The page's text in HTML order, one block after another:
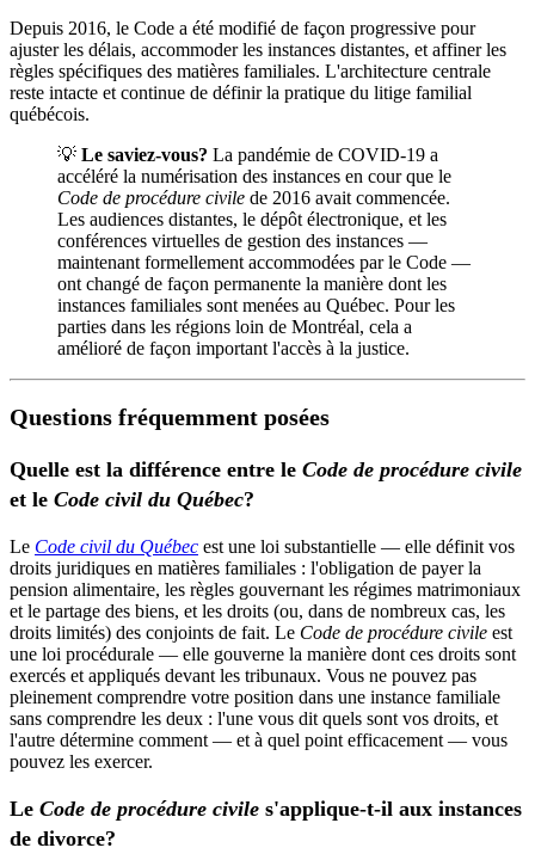
Depuis 2016, le Code a été modifié de façon progressive pour
ajuster les délais, accommoder les instances distantes, et affiner les
règles spécifiques des matières familiales. L'architecture centrale
reste intacte et continue de définir la pratique du litige familial
québécois.
💡 Le saviez-vous? La pandémie de COVID-19 a
accéléré la numérisation des instances en cour que le
Code de procédure civile de 2016 avait commencée.
Les audiences distantes, le dépôt électronique, et les
conférences virtuelles de gestion des instances —
maintenant formellement accommodées par le Code —
ont changé de façon permanente la manière dont les
instances familiales sont menées au Québec. Pour les
parties dans les régions loin de Montréal, cela a
amélioré de façon important l'accès à la justice.
Questions fréquemment posées
Quelle est la différence entre le Code de procédure civile
et le Code civil du Québec?
Le Code civil du Québec est une loi substantielle — elle définit vos
droits juridiques en matières familiales : l'obligation de payer la
pension alimentaire, les règles gouvernant les régimes matrimoniaux
et le partage des biens, et les droits (ou, dans de nombreux cas, les
droits limités) des conjoints de fait. Le Code de procédure civile est
une loi procédurale — elle gouverne la manière dont ces droits sont
exercés et appliqués devant les tribunaux. Vous ne pouvez pas
pleinement comprendre votre position dans une instance familiale
sans comprendre les deux : l'une vous dit quels sont vos droits, et
l'autre détermine comment — et à quel point efficacement — vous
pouvez les exercer.
Le Code de procédure civile s'applique-t-il aux instances
de divorce?